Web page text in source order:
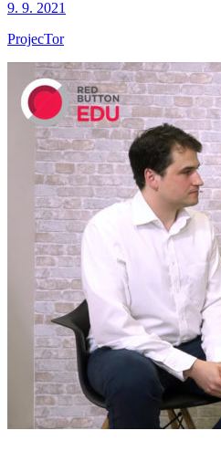
9. 9. 2021
ProjecTor